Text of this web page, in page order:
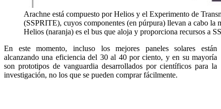
Arachne está compuesto por Helios y el Experimento de
(SSPRITE), cuyos componentes (en púrpura) llevan a cabo la
Helios (naranja) es el bus que aloja y proporciona recursos a
En este momento, incluso los mejores paneles solares están
alcanzando una eficiencia del 30 al 40 por ciento, y en su mayoría
son prototipos de vanguardia desarrollados por científicos para la
investigación, no los que se pueden comprar fácilmente.